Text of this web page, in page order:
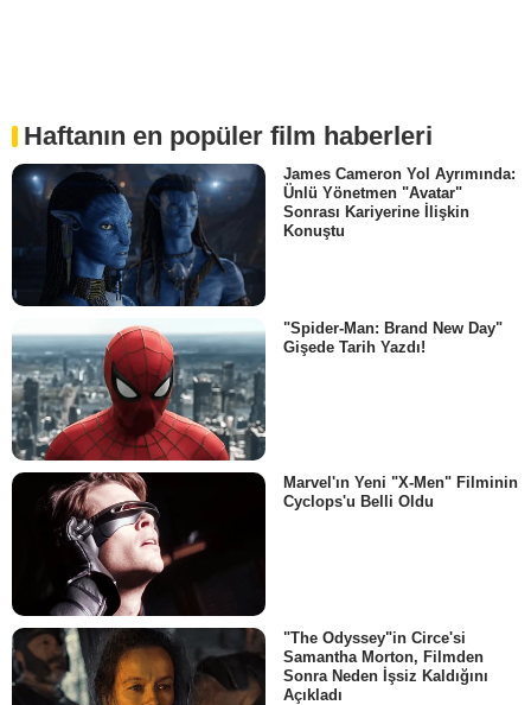
Haftanın en popüler film haberleri
James Cameron Yol Ayrımında:
Ünlü Yönetmen "Avatar"
Sonrası Kariyerine İlişkin
Konuştu
"Spider-Man: Brand New Day"
Gişede Tarih Yazdı!
Marvel'ın Yeni "X-Men" Filminin
Cyclops'u Belli Oldu
"The Odyssey"in Circe'si
Samantha Morton, Filmden
Sonra Neden İşsiz Kaldığını
Açıkladı